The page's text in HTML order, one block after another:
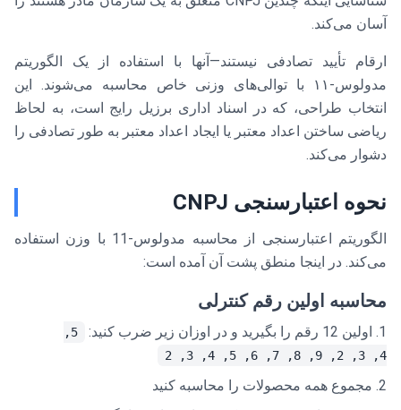
آسان می‌کند.
ارقام تأیید تصادفی نیستند—آنها با استفاده از یک الگوریتم
مدولوس-۱۱ با توالی‌های وزنی خاص محاسبه می‌شوند. این
انتخاب طراحی، که در اسناد اداری برزیل رایج است، به لحاظ
ریاضی ساختن اعداد معتبر یا ایجاد اعداد معتبر به طور تصادفی را
دشوار می‌کند.
نحوه اعتبارسنجی CNPJ
الگوریتم اعتبارسنجی از محاسبه مدولوس-11 با وزن استفاده
می‌کند. در اینجا منطق پشت آن آمده است:
محاسبه اولین رقم کنترلی
اولین 12 رقم را بگیرید و در اوزان زیر ضرب کنید:
5,
4, 3, 2, 9, 8, 7, 6, 5, 4, 3, 2
مجموع همه محصولات را محاسبه کنید